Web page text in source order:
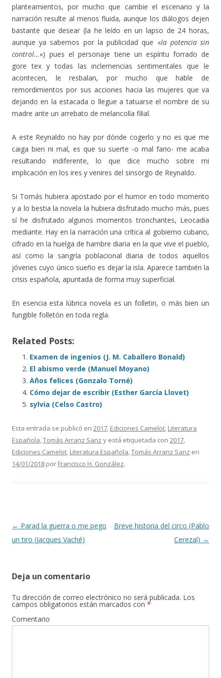
planteamientos, por mucho que cambie el escenario y la
narración resulte al menos fluida, aunque los diálogos dejen
bastante que desear (la he leído en un lapso de 24 horas,
aunque ya sabemos por la publicidad que «la potencia sin
control…«) pues el personaje tiene un espíritu forrado de
gore tex y todas las inclemencias sentimentales que le
acontecen, le resbalan, por mucho que hable de
remordimientos por sus acciones hacia las mujeres que va
dejando en la estacada o llegue a tatuarse el nombre de su
madre ante un arrebato de melancolía filial.
A este Reynaldo no hay por dónde cogerlo y no es que me
caiga bien ni mal, es que su suerte -o mal fario- me acaba
resultando indiferente, lo que dice mucho sobre mi
implicación en los ires y venires del sinsorgo de Reynaldo.
Si Tomás hubiera apostado por el humor en todo momento
y a lo bestia la novela la hubiera disfrutado mucho más, pues
sí he disfrutado algunos momentos tronchantes, Leocadia
mediante. Hay en la narración una crítica al gobierno cubano,
cifrado en la huelga de hambre diaria en la que vive el pueblo,
así como la sangría poblacional diaria de todos aquellos
jóvenes cuyo único sueño es dejar la isla. Aparece también la
crisis española, apuntada de forma muy superficial.
En esencia esta lúbrica novela es un folletin, o más bien un
fungible folletón en toda regla.
Related Posts:
Examen de ingenios (J. M. Caballero Bonald)
El abismo verde (Manuel Moyano)
Años felices (Gonzalo Torné)
Cómo dejar de escribir (Esther García Llovet)
sylvia (Celso Castro)
Esta entrada se publicó en 2017 Ediciones Camelot Literatura
Española Tomás Arranz Sanz y está etiquetada con 2017
Ediciones Camelot Literatura Española Tomás Arranz Sanz en
14/01/2018 por Francisco H. González.
Navegación de entradas
← Parad la guerra o me pego
un tiro (Jacques Vaché)
Breve historia del circo (Pablo
Cerezal) →
Deja un comentario
Tu dirección de correo electrónico no será publicada. Los
campos obligatorios están marcados con *
Comentario